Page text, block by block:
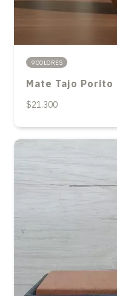
9 COLORES
Mate Tajo Porito
$21.300